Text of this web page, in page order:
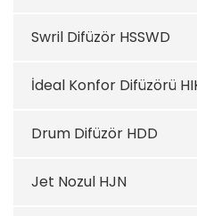
Swril Difüzör HSSWD
İdeal Konfor Difüzörü
Drum Difüzör HDD
Jet Nozul HJN